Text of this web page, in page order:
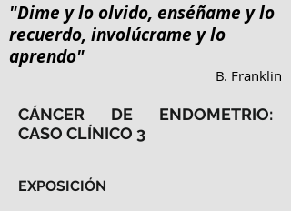
"Dime y lo olvido, enséñame y lo
recuerdo, involúcrame y lo
aprendo"
B. Franklin
CÁNCER DE ENDOMETRIO:
CASO CLÍNICO 3
EXPOSICIÓN